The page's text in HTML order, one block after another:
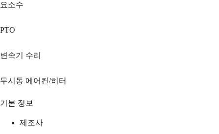
요소수
PTO
변속기 수리
무시동 에어컨/히터
기본 정보
제조사